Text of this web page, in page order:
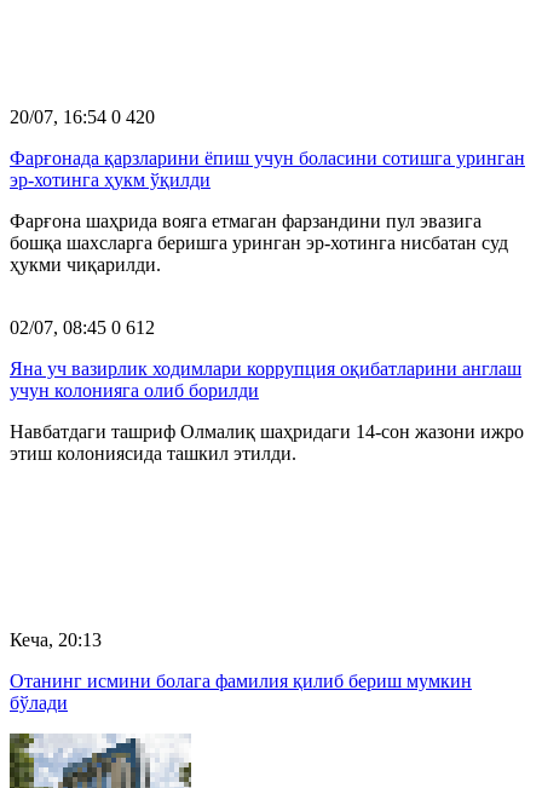
20/07, 16:54 0 420
Фарғонада қарзларини ёпиш учун боласини сотишга уринган
эр-хотинга ҳукм ўқилди
Фарғона шаҳрида вояга етмаган фарзандини пул эвазига
бошқа шахсларга беришга уринган эр-хотинга нисбатан суд
ҳукми чиқарилди.
02/07, 08:45 0 612
Яна уч вазирлик ходимлари коррупция оқибатларини англаш
учун колонияга олиб борилди
Навбатдаги ташриф Олмалиқ шаҳридаги 14-сон жазони ижро
этиш колониясида ташкил этилди.
Кеча, 20:13
Отанинг исмини болага фамилия қилиб бериш мумкин
бўлади